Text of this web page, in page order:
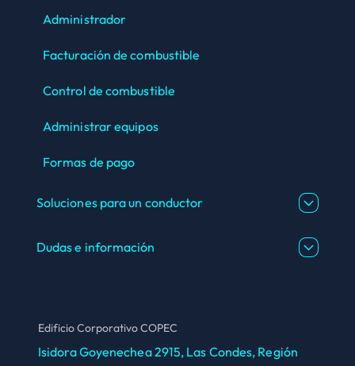
Administrador
Facturación de combustible
Control de combustible
Administrar equipos
Formas de pago
Soluciones para un conductor
Dudas e información
Edificio Corporativo COPEC
Isidora Goyenechea 2915, Las Condes, Región